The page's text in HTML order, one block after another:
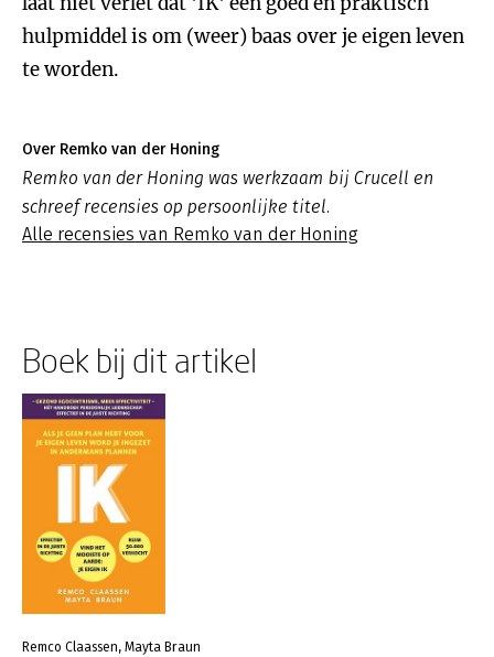
hulpmiddel is om (weer) baas over je eigen leven
te worden.
Over Remko van der Honing
Remko van der Honing was werkzaam bij Crucell en
schreef recensies op persoonlijke titel.
Alle recensies van Remko van der Honing
Boek bij dit artikel
Remco Claassen, Mayta Braun